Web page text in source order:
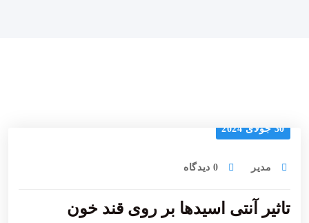
30 جولای 2024
مدیر 0 دیدگاه
تاثیر آنتی اسیدها بر روی قند خون